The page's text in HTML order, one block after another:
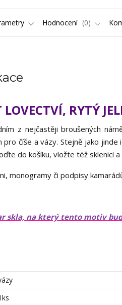
Hodnocení 0
LOVECTVÍ, RYTÝ
z nejčastěji broušených
pro číše a vázy. Stejně jako
do košíku, vložte též sklenici
monogramy či podpisy
skla, na který tento motiv